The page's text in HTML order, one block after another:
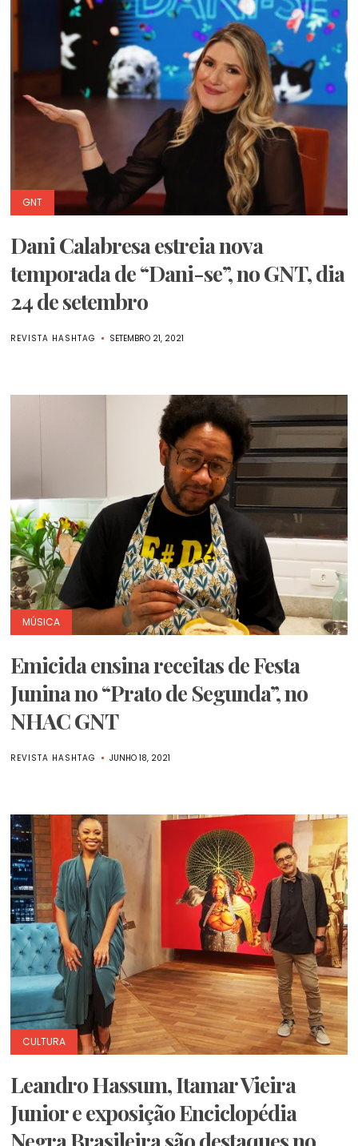
GNT
Dani Calabresa estreia nova
temporada de “Dani-se”, no GNT, dia
24 de setembro
REVISTA HASHTAG SETEMBRO 21, 2021
MÚSICA
Emicida ensina receitas de Festa
Junina no “Prato de Segunda”, no
NHAC GNT
REVISTA HASHTAG JUNHO 18, 2021
CULTURA
Leandro Hassum, Itamar Vieira
Junior e exposição Enciclopédia